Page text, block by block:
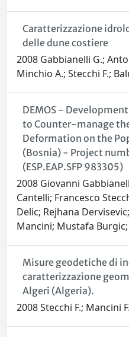
Caratterizzazione
delle dune costiere
2008 Gabbianelli G.;
Minchio A.; Stecchi F.;
DEMOS -
to Counter-manage
Deformation on the
(Bosnia) - Project
(ESP.EAP.SFP 983305)
2008 Giovanni
Cantelli; Francesco
Delic; Rejhana
Mancini; Mustafa
Misure geodetiche di
caratterizzazione
Algeri (Algeria).
2008 Stecchi F.; Mancini